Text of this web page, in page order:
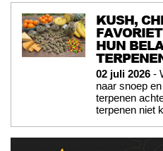
KUSH,
HUN
02 juli 2026 -
naar snoep
terpenen
terpenen niet